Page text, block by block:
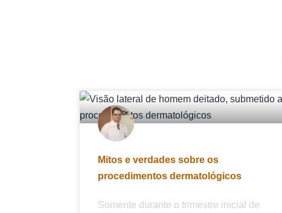
Mitos e verdades sobre os
procedimentos dermatológicos
Somente durante o trimestre inicial de